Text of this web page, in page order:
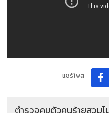
แชร์โพส
ตำรวจคุมตัวคนร้ายสวม